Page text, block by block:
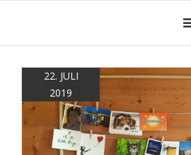
22. JULI
2019